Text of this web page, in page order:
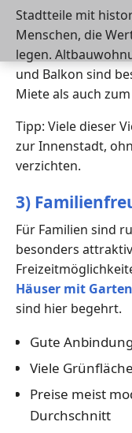
Stadtteile mit
Menschen, die
legen.
und Balkon sind
Miete als auch
Tipp: Viele dieser
zur Innenstadt,
verzichten.
3)
Für Familien sind
besonders
Häuser mit Garten
sind hier begehrt.
Gute
Viele
Preise meist
Durchschnitt